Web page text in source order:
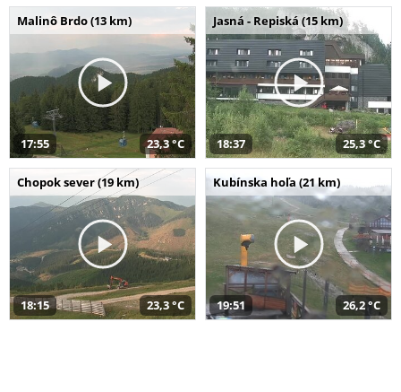
Malinô Brdo (13 km)
17:55 23,3 °C
Jasná - Repiská (15 km)
18:37 25,3 °C
Chopok sever (19 km)
18:15 23,3 °C
Kubínska hoľa (21 km)
19:51 26,2 °C